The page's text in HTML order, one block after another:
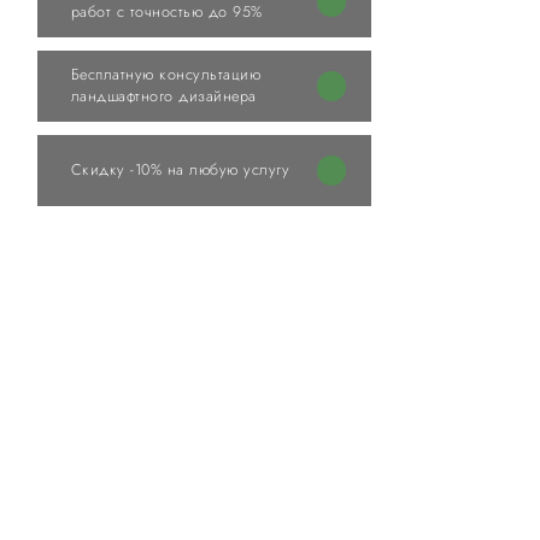
работ с точностью до 95%
Бесплатную консультацию
ландшафтного дизайнера
Скидку -10% на любую услугу